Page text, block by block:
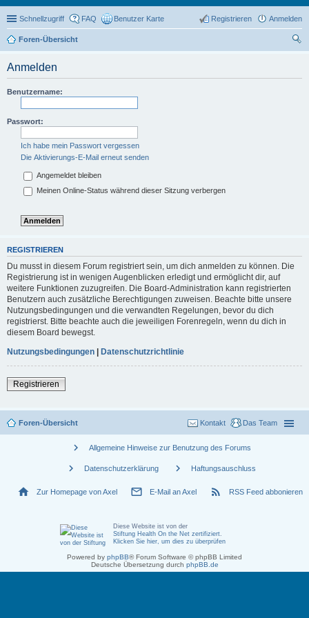
Schnellzugriff FAQ Benutzer Karte Anmelden
Registrieren
Foren-Übersicht
Anmelden
Benutzername:
Passwort:
Ich habe mein Passwort vergessen
Die Aktivierungs-E-Mail erneut senden
Angemeldet bleiben
Meinen Online-Status während dieser Sitzung verbergen
REGISTRIEREN
Du musst in diesem Forum registriert sein, um dich anmelden zu können. Die
Registrierung ist in wenigen Augenblicken erledigt und ermöglicht dir, auf
weitere Funktionen zuzugreifen. Die Board-Administration kann registrierten
Benutzern auch zusätzliche Berechtigungen zuweisen. Beachte bitte unsere
Nutzungsbedingungen und die verwandten Regelungen, bevor du dich
registrierst. Bitte beachte auch die jeweiligen Forenregeln, wenn du dich in
diesem Board bewegst.
Nutzungsbedingungen | Datenschutzrichtlinie
Registrieren
Foren-Übersicht Das Team
Kontakt
chevron_right Allgemeine Hinweise zur Benutzung des Forums
chevron_right Datenschutzerklärung chevron_right Haftungsauschluss
home Zur Homepage von Axel mail_outline E-Mail an Axel rss_feed RSS Feed abbonieren
Diese Website ist von der
Stiftung Health On the Net zertifiziert
Klicken Sie hier, um dies zu überprüfen
Powered by phpBB® Forum Software © phpBB Limited
Deutsche Übersetzung durch phpBB.de